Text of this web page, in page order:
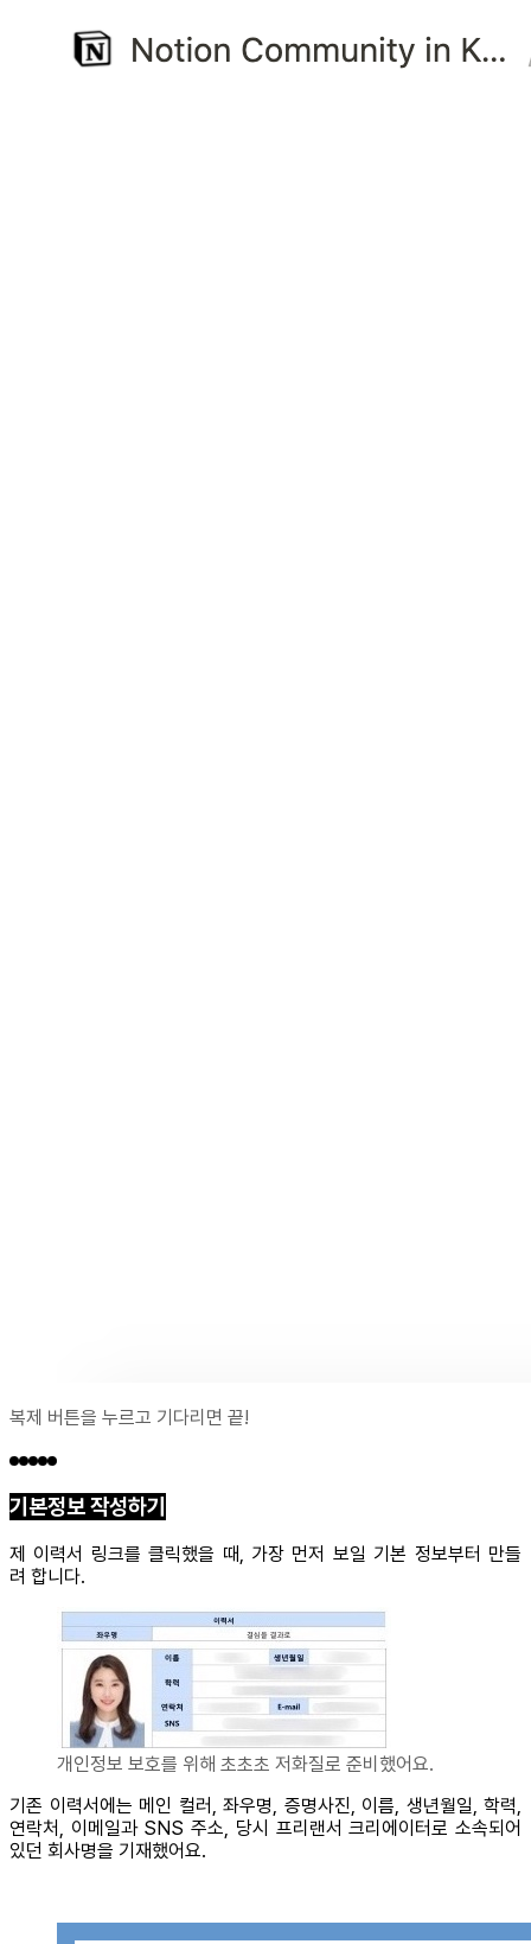
복제 버튼을 누르고 기다리면 끝!
기본정보 작성하기
제 이력서 링크를 클릭했을 때, 가장 먼저 보일 기본 정보부터 만들
려 합니다.
개인정보 보호를 위해 초초초 저화질로 준비했어요.
기존 이력서에는 메인 컬러, 좌우명, 증명사진, 이름, 생년월일, 학력,
연락처, 이메일과 SNS 주소, 당시 프리랜서 크리에이터로 소속되어
있던 회사명을 기재했어요.